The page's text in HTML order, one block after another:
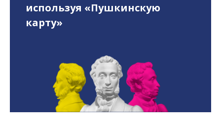
используя «Пушкинскую
карту»